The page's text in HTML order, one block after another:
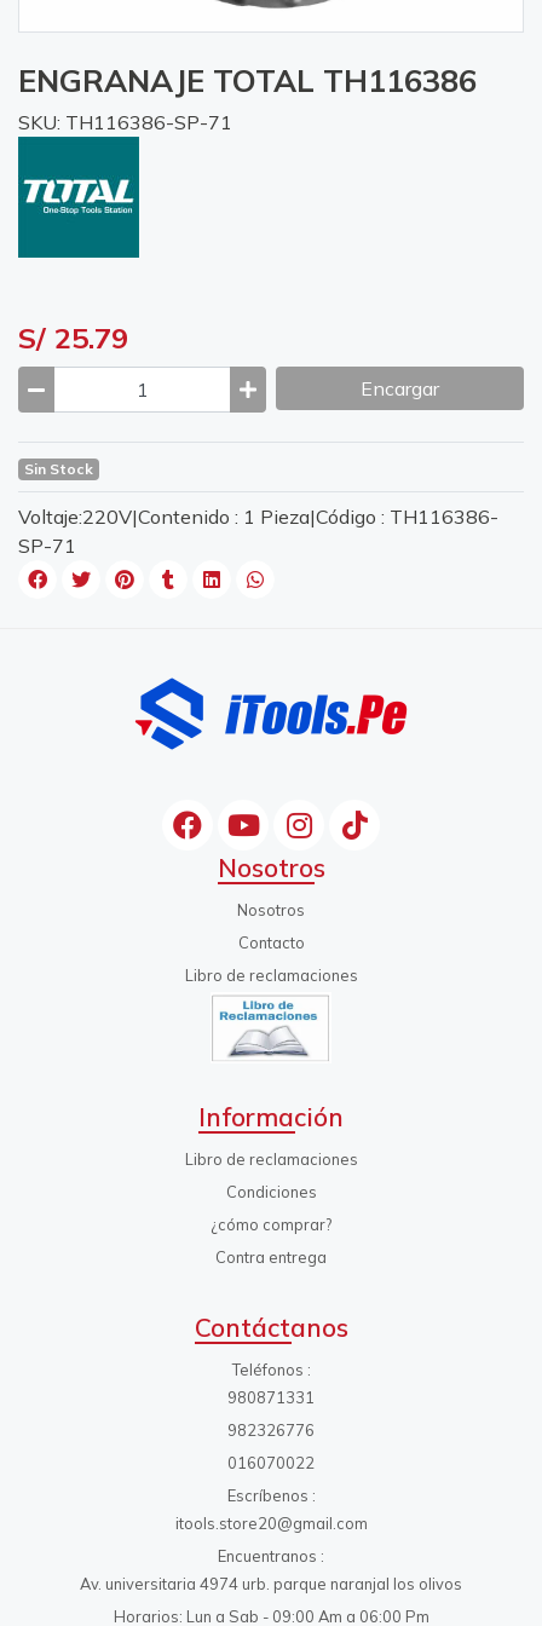
ENGRANAJE TOTAL TH116386
SKU: TH116386-SP-71
S/ 25.79
Encargar
Sin Stock
Voltaje:220V|Contenido : 1 Pieza|Código : TH116386-
SP-71
Nosotros
Nosotros
Contacto
Libro de reclamaciones
Información
Libro de reclamaciones
Condiciones
¿cómo comprar?
Contra entrega
Contáctanos
Teléfonos
980871331
982326776
016070022
Escríbenos
itools.store20@gmail.com
Encuentranos
Av. universitaria 4974 urb. parque naranjal los olivos
Horarios: Lun a Sab - 09:00 Am a 06:00 Pm